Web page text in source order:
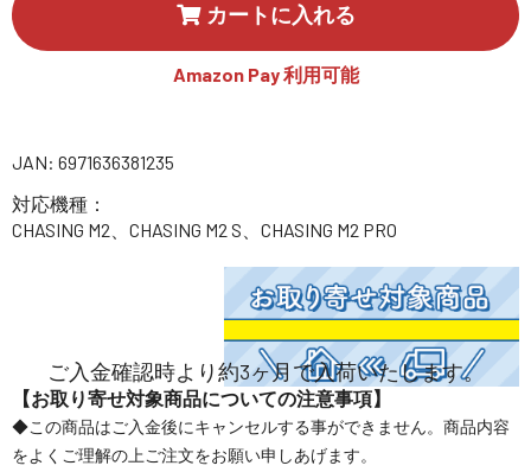
コーポレートサイト
カートに入れる
Amazon Pay 利用可能
JAN: 6971636381235
対応機種：
CHASING M2、CHASING M2 S、CHASING M2 PRO
ご入金確認時より約3ヶ月で入荷いたします。
【お取り寄せ対象商品についての注意事項】
◆この商品はご入金後にキャンセルする事ができません。商品内容
をよくご理解の上ご注文をお願い申しあげます。